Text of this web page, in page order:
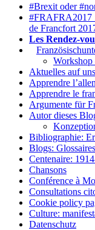
#Brexit oder
#FRAFRA2017
de Francfort
Les Rendez-
Aktuelles auf
Apprendre
Apprendre le
Argumente für
Autor dieses
Bibliographie:
Blogs:
Centenaire:
Chansons
Conférence à
Consultations
Cookie policy
Culture:
Datenschutz